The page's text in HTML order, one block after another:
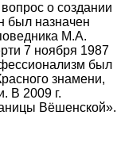
о создании
был назначен
М.А.
7 ноября 1987
был
знамени,
В 2009 г.
Вёшенской».